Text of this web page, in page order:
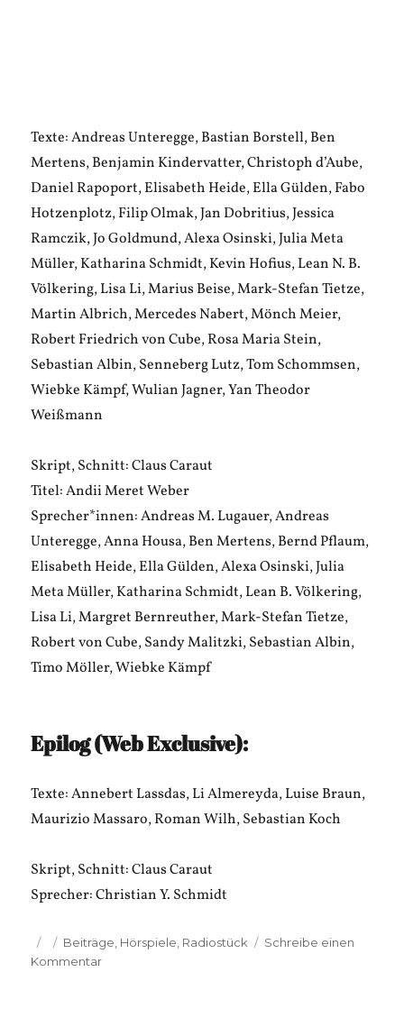
Texte: Andreas Unteregge, Bastian Borstell, Ben
Mertens, Benjamin Kindervatter, Christoph d’Aube,
Daniel Rapoport, Elisabeth Heide, Ella Gülden, Fabo
Hotzenplotz, Filip Olmak, Jan Dobritius, Jessica
Ramczik, Jo Goldmund, Alexa Osinski, Julia Meta
Müller, Katharina Schmidt, Kevin Hofius, Lean N. B.
Völkering, Lisa Li, Marius Beise, Mark-Stefan Tietze,
Martin Albrich, Mercedes Nabert, Mönch Meier,
Robert Friedrich von Cube, Rosa Maria Stein,
Sebastian Albin, Senneberg Lutz, Tom Schommsen,
Wiebke Kämpf, Wulian Jagner, Yan Theodor
Weißmann
Skript, Schnitt: Claus Caraut
Titel: Andii Meret Weber
Sprecher*innen: Andreas M. Lugauer, Andreas
Unteregge, Anna Housa, Ben Mertens, Bernd Pflaum,
Elisabeth Heide, Ella Gülden, Alexa Osinski, Julia
Meta Müller, Katharina Schmidt, Lean B. Völkering,
Lisa Li, Margret Bernreuther, Mark-Stefan Tietze,
Robert von Cube, Sandy Malitzki, Sebastian Albin,
Timo Möller, Wiebke Kämpf
Epilog (Web Exclusive):
Texte: Annebert Lassdas, Li Almereyda, Luise Braun,
Maurizio Massaro, Roman Wilh, Sebastian Koch
Skript, Schnitt: Claus Caraut
Sprecher: Christian Y. Schmidt
Veröffentlicht
am
Kategorien
Beiträge Hörspiele Radiostück
Schreibe einen
Kommentarzu